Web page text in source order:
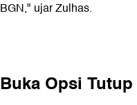
BGN," ujar Zulhas.
Buka Opsi Tutup